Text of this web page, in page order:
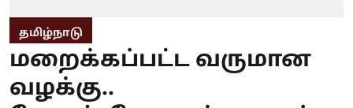
தமிழ்நாடு
மறைக்கப்பட்ட வருமான
வழக்கு..